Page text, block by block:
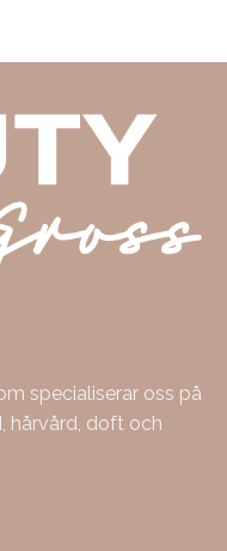
specialiserar oss på
hårvård, doft och